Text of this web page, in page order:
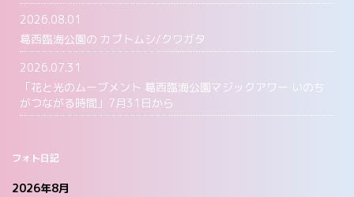
2026.08.01
葛西臨海公園の カブトムシ/クワガタ
2026.07.31
「花と光のムーブメント 葛西臨海公園マジックアワー いのち
がつながる時間」7月31日から
フォト日記
2026年8月